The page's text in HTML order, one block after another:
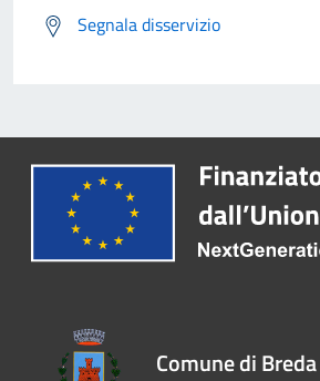
Segnala disservizio
Comune di